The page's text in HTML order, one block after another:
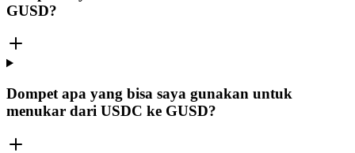
GUSD?
Dompet apa yang bisa saya gunakan untuk
menukar dari USDC ke GUSD?